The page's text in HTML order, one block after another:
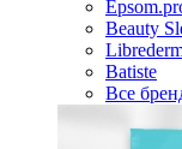
Beauty
Batiste
Все